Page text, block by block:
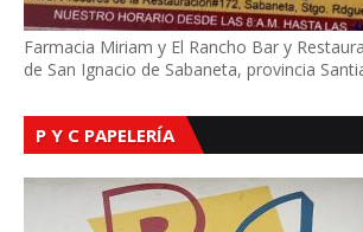
Farmacia Miriam y El Rancho Bar y
de San Ignacio de Sabaneta, provincia
P Y C PAPELERÍA